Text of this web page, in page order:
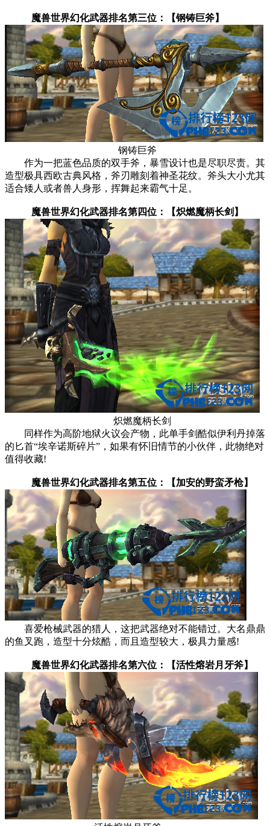
魔兽世界幻化武器排名第三位：【钢铸巨斧】
钢铸巨斧
作为一把蓝色品质的双手斧，暴雪设计也是尽职尽责。其
造型极具西欧古典风格，斧刃雕刻着神圣花纹。斧头大小尤其
适合矮人或者兽人身形，挥舞起来霸气十足。
魔兽世界幻化武器排名第四位：【炽燃魔柄长剑】
炽燃魔柄长剑
同样作为高阶地狱火议会产物，此单手剑酷似伊利丹掉落
的匕首“埃辛诺斯碎片”，如果有怀旧情节的小伙伴，此物绝对
值得收藏!
魔兽世界幻化武器排名第五位：【加安的野蛮矛枪】
喜爱枪械武器的猎人，这把武器绝对不能错过。大名鼎鼎
的鱼叉跑，造型十分炫酷，而且造型较大，极具力量感!
魔兽世界幻化武器排名第六位：【活性熔岩月牙斧】